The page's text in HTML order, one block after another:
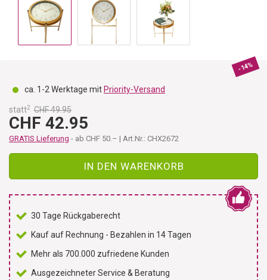
-14%
ca. 1-2 Werktage mit Priority-Versand
statt2 CHF 49.95
CHF 42.95
GRATIS Lieferung - ab CHF 50.– | Art.Nr.: CHX2672
IN DEN WARENKORB
30 Tage Rückgaberecht
Kauf auf Rechnung - Bezahlen in 14 Tagen
Mehr als 700.000 zufriedene Kunden
Ausgezeichneter Service & Beratung